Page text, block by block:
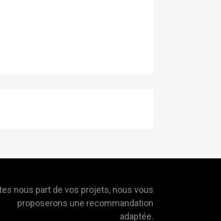
nous part de vos projets, nous vous
proposerons une recommandation
adaptée.